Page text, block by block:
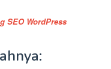
SEO WordPress